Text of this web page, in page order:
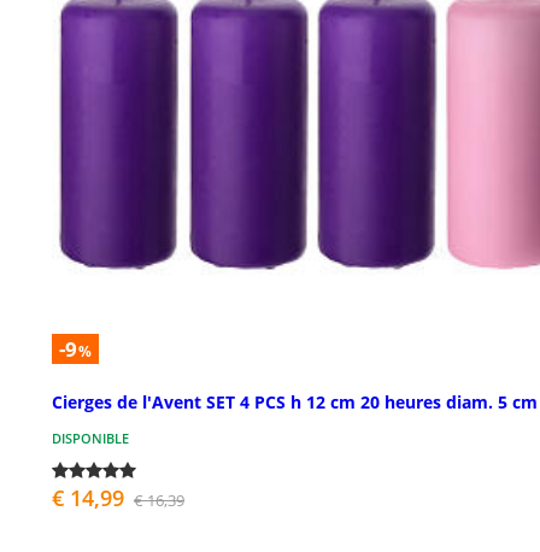
-9%
Cierges de l'Avent SET 4 PCS h 12 cm 20 heures diam. 5 cm
DISPONIBLE
€ 14,99 € 16,39